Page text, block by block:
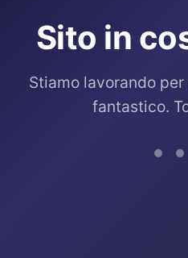
Sito in
Stiamo lavorando
fantastico.